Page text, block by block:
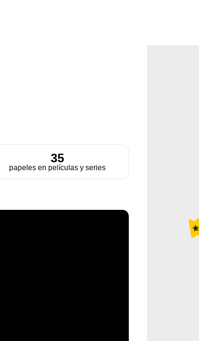
35
papeles en películas y series